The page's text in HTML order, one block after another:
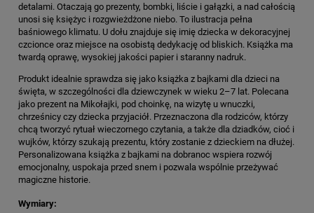
detalami. Otaczają go prezenty, bombki, liście i gałązki, a nad całością
unosi się księżyc i rozgwieżdżone niebo. To ilustracja pełna
baśniowego klimatu. U dołu znajduje się imię dziecka w dekoracyjnej
czcionce oraz miejsce na osobistą dedykację od bliskich. Książka ma
twardą oprawę, wysokiej jakości papier i staranny nadruk.
Produkt idealnie sprawdza się jako książka z bajkami dla dzieci na
święta, w szczególności dla dziewczynek w wieku 2–7 lat. Polecana
jako prezent na Mikołajki, pod choinkę, na wizytę u wnuczki,
chrześnicy czy dziecka przyjaciół. Przeznaczona dla rodziców, którzy
chcą tworzyć rytuał wieczornego czytania, a także dla dziadków, cioć i
wujków, którzy szukają prezentu, który zostanie z dzieckiem na dłużej.
Personalizowana książka z bajkami na dobranoc wspiera rozwój
emocjonalny, uspokaja przed snem i pozwala wspólnie przeżywać
magiczne historie.
Wymiary: